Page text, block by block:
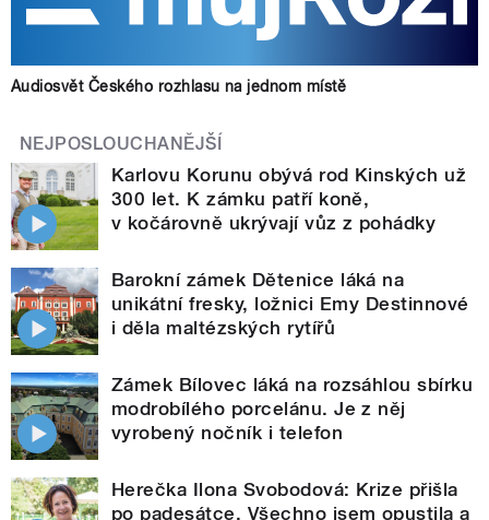
Audiosvět Českého rozhlasu na jednom místě
NEJPOSLOUCHANĚJŠÍ
Karlovu Korunu obývá rod Kinských už
300 let. K zámku patří koně,
v kočárovně ukrývají vůz z pohádky
Barokní zámek Dětenice láká na
unikátní fresky, ložnici Emy Destinnové
i děla maltézských rytířů
Zámek Bílovec láká na rozsáhlou sbírku
modrobílého porcelánu. Je z něj
vyrobený nočník i telefon
Herečka Ilona Svobodová: Krize přišla
po padesátce. Všechno jsem opustila a